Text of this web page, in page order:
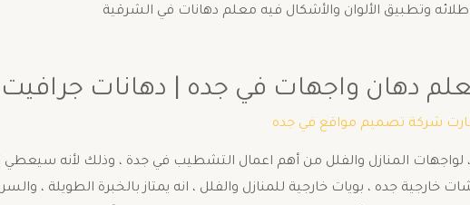
وتطبيق الألوان والأشكال فيه معلم دهانات في الشرقية
واجهات في جده | دهانات جرافيت في جده
شركة تصميم مواقع في جده
لواجهات المنازل والفلل من أهم اعمال التشطيب في جدة ، وذلك لأنه سيعطي
جده ، بويات خارجية للمنازل والفلل ، انه يمتاز بالخبرة الطويلة ،